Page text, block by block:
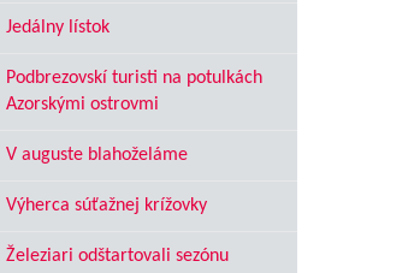
Jedálny lístok
Podbrezovskí turisti na potulkách
Azorskými ostrovmi
V auguste blahoželáme
Výherca súťažnej krížovky
Železiari odštartovali sezónu